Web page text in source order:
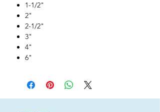
1-1/2"
2"
2-1/2"
3"
4"
6"